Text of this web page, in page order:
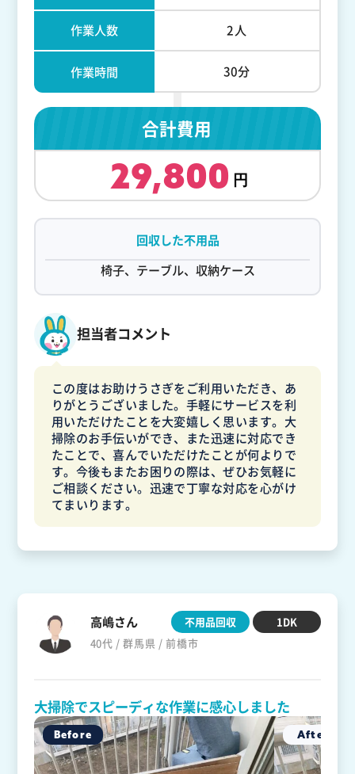
作業人数 2人
作業時間 30分
合計費用
29,800
回収した不用品
椅子、テーブル、収納ケース
担当者コメント
この度はお助けうさぎをご利用いただき、あ
りがとうございました。手軽にサービスを利
用いただけたことを大変嬉しく思います。大
掃除のお手伝いができ、また迅速に対応でき
たことで、喜んでいただけたことが何よりで
す。今後もまたお困りの際は、ぜひお気軽に
ご相談ください。迅速で丁寧な対応を心がけ
てまいります。
高嶋さん
40代 / 群馬県 / 前橋市
不用品回収 1DK
大掃除でスピーディな作業に感心しました